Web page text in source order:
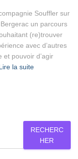
Souffler sur
un parcours
(re)trouver
avec d’autres
pouvoir d’agir
la suite
RECHERC
HER